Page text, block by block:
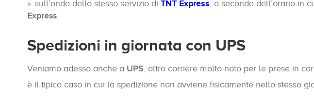
sull’onda dello stesso servizio di TNT Express, a seconda dell’orario in
Express.
Spedizioni in giornata con UPS
Veniamo adesso anche a UPS, altro corriere molto noto per le prese in
è il tipico caso in cui la spedizione non avviene fisicamente nello stesso